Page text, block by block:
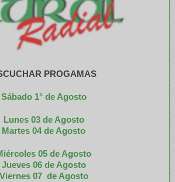
PROGAMAS
Sábado 1° de Agosto
Lunes 03 de Agosto
Martes 04 de Agosto
05 de Agosto
Jueves 06 de Agosto
Viernes 07 de Agosto